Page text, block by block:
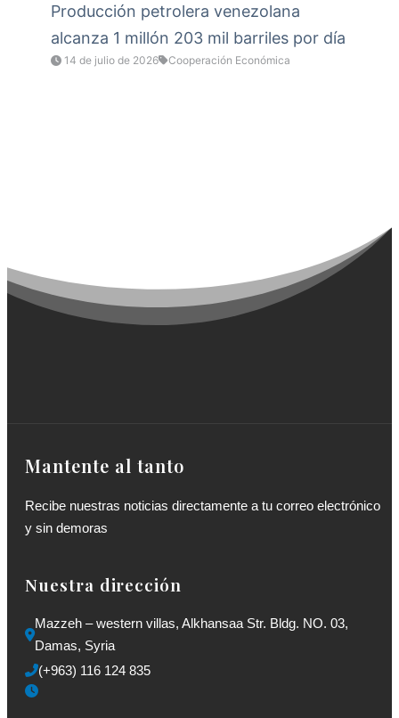
Producción petrolera venezolana
alcanza 1 millón 203 mil barriles por día
14 de julio de 2026 Cooperación Económica
Mantente al tanto
Recibe nuestras noticias directamente a tu correo electrónico
y sin demoras
Nuestra dirección
Mazzeh – western villas, Alkhansaa Str. Bldg. NO. 03,
Damas, Syria
(+963) 116 124 835